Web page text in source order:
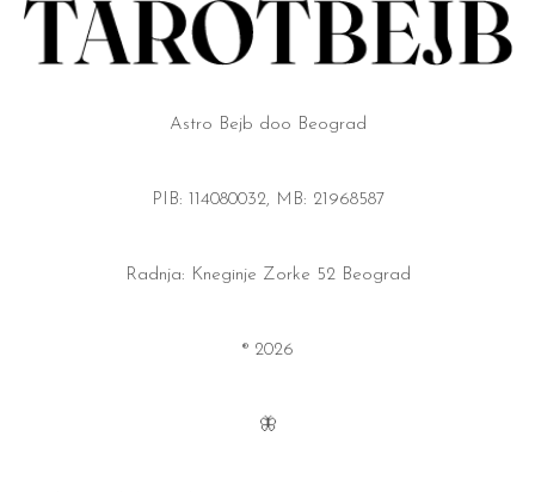
Astro Bejb doo Beograd
PIB: 114080032, MB: 21968587
Radnja: Kneginje Zorke 52 Beograd
® 2026
🦋